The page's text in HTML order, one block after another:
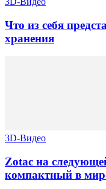
Что из себя
хранения
3D-Видео
Zotac на
компактный в